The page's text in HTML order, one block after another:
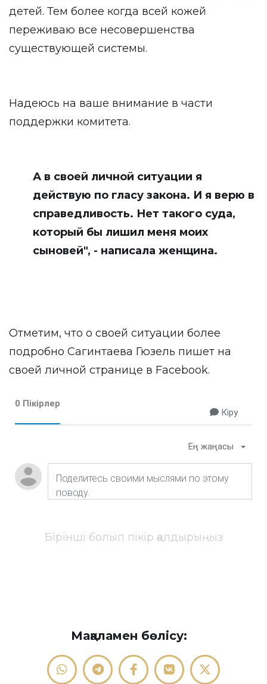
детей. Тем более когда всей кожей
переживаю все несовершенства
существующей системы.
Надеюсь на ваше внимание в части
поддержки комитета.
А в своей личной ситуации я
действую по гласу закона. И я верю в
справедливость. Нет такого суда,
который бы лишил меня моих
сыновей", - написала женщина.
Отметим, что о своей ситуации более
подробно Сагинтаева Гюзель пишет на
своей личной странице в Facebook.
0 Пікірлер
Кіру
Ең жаңасы
Бірінші болып пікір қалдырыңыз
Мақаламен бөлісу: